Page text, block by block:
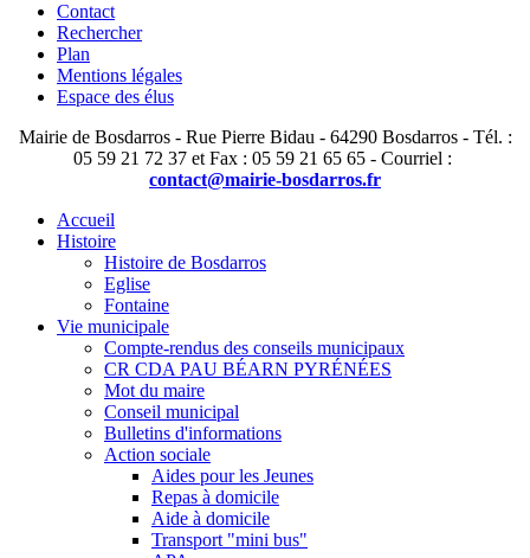
Contact
Rechercher
Plan
Mentions légales
Espace des élus
Mairie de Bosdarros - Rue Pierre Bidau - 64290 Bosdarros - Tél. :
05 59 21 72 37 et Fax : 05 59 21 65 65 - Courriel :
contact@mairie-bosdarros.fr
Accueil
Histoire
Histoire de Bosdarros
Eglise
Fontaine
Vie municipale
Compte-rendus des conseils municipaux
CR CDA PAU BÉARN PYRÉNÉES
Mot du maire
Conseil municipal
Bulletins d'informations
Action sociale
Aides pour les Jeunes
Repas à domicile
Aide à domicile
Transport "mini bus"